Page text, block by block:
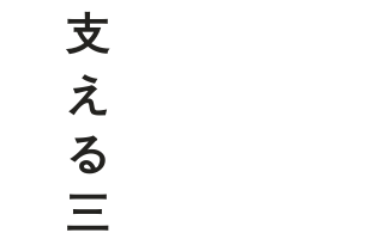
支
え
る
三